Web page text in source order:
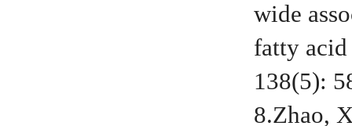
wide
fatty
138(5):
8.Zhao,